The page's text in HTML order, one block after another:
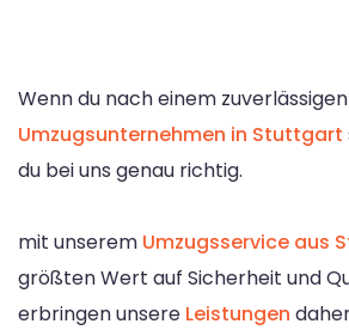
Wenn du nach einem
Umzugsunternehmen in Stuttgart
du bei uns genau richtig.
mit unserem Umzugsservice aus
größten Wert auf Sicherheit und
erbringen unsere Leistungen